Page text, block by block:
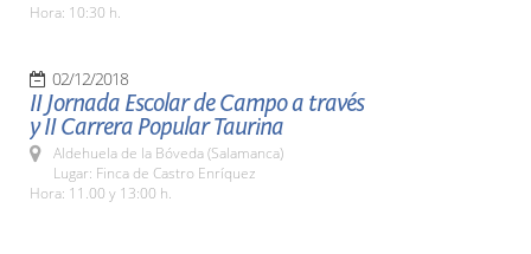
Hora: 10:30 h.
02/12/2018
II Jornada Escolar de Campo a través
y II Carrera Popular Taurina
Aldehuela de la Bóveda (Salamanca)
Lugar: Finca de Castro Enríquez
Hora: 11.00 y 13:00 h.